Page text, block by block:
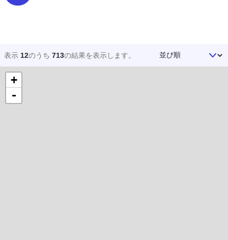
表示 12のうち 713の結果を表示します。 並び順
+
-